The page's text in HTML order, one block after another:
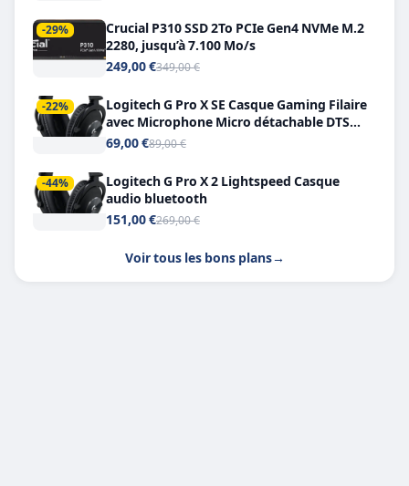
-29%
Crucial P310 SSD 2To PCIe Gen4 NVMe M.2
2280, jusqu’à 7.100 Mo/s
249,00 €349,00 €
-22%
Logitech G Pro X SE Casque Gaming Filaire
avec Microphone Micro détachable DTS
Headphone X 7.1
69,00 €89,00 €
-44%
Logitech G Pro X 2 Lightspeed Casque
audio bluetooth
151,00 €269,00 €
Voir tous les bons plans→